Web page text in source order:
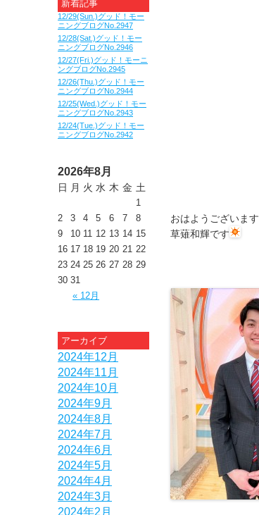
新着記事
12/29(Sun.)グッド！モー
ニングブログNo.2947
12/28(Sat.)グッド！モー
ニングブログNo.2946
12/27(Fri.)グッド！モーニ
ングブログNo.2945
12/26(Thu.)グッド！モー
ニングブログNo.2944
12/25(Wed.)グッド！モー
ニングブログNo.2943
12/24(Tue.)グッド！モー
ニングブログNo.2942
2026年8月
日 月 火 水 木 金 土
1
2
3 4 5 6 7
8
9
10 11 12 13 14 15
16 17 18 19 20 21 22
23 24 25 26 27 28 29
30 31
« 12月
アーカイブ
2024年12月
2024年11月
2024年10月
2024年9月
2024年8月
2024年7月
2024年6月
2024年5月
2024年4月
2024年3月
2024年2月
おはようございます
草薙和輝です